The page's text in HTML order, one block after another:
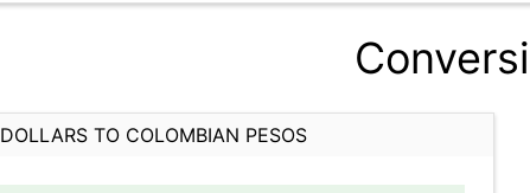
DOLLARS TO COLOMBIAN PESOS